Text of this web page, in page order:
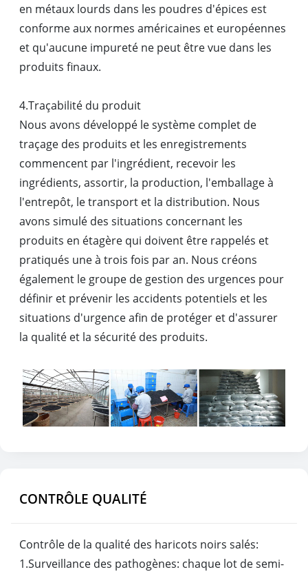
en métaux lourds dans les poudres d'épices est
conforme aux normes américaines et européennes
et qu'aucune impureté ne peut être vue dans les
produits finaux.
4.Traçabilité du produit
Nous avons développé le système complet de
traçage des produits et les enregistrements
commencent par l'ingrédient, recevoir les
ingrédients, assortir, la production, l'emballage à
l'entrepôt, le transport et la distribution. Nous
avons simulé des situations concernant les
produits en étagère qui doivent être rappelés et
pratiqués une à trois fois par an. Nous créons
également le groupe de gestion des urgences pour
définir et prévenir les accidents potentiels et les
situations d'urgence afin de protéger et d'assurer
la qualité et la sécurité des produits.
CONTRÔLE QUALITÉ
Contrôle de la qualité des haricots noirs salés:
1.Surveillance des pathogènes: chaque lot de semi-